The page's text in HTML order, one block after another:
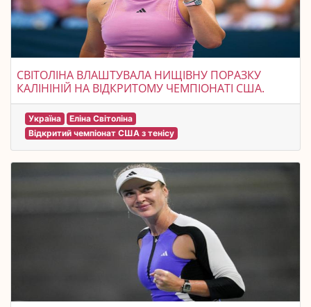
СВІТОЛІНА ВЛАШТУВАЛА НИЩІВНУ ПОРАЗКУ
КАЛІНІНІЙ НА ВІДКРИТОМУ ЧЕМПІОНАТІ США.
Україна
Еліна Світоліна
Відкритий чемпіонат США з тенісу